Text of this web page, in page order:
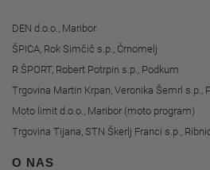
DEN d.o.o., Maribor
ŠPICA, Rok Simčič s.p., Črnomelj
R ŠPORT, Robert Potrpin s.p., Podkum
Trgovina Martin Krpan, Veronika Šemrl s.p.,
Moto limit d.o.o., Maribor (moto program)
Trgovina Tijana, STN Škerlj Franci s.p.,
O NAS